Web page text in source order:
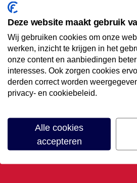
Volg ons op social media
Deze website maakt gebruik
Wij gebruiken cookies om onze
werken, inzicht te krijgen in het
onze content en aanbiedingen
interesses. Ook zorgen cookies
derden correct worden
privacy- en cookiebeleid.
Alle cookies
accepteren